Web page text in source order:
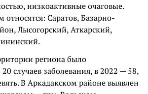
низкоактивные очаговые.
Саратов, Базарно-
Лысогорский, Аткарский,
региона было
случаев заболевания, в 2022 — 58,
В Аркадакском районе выявлен